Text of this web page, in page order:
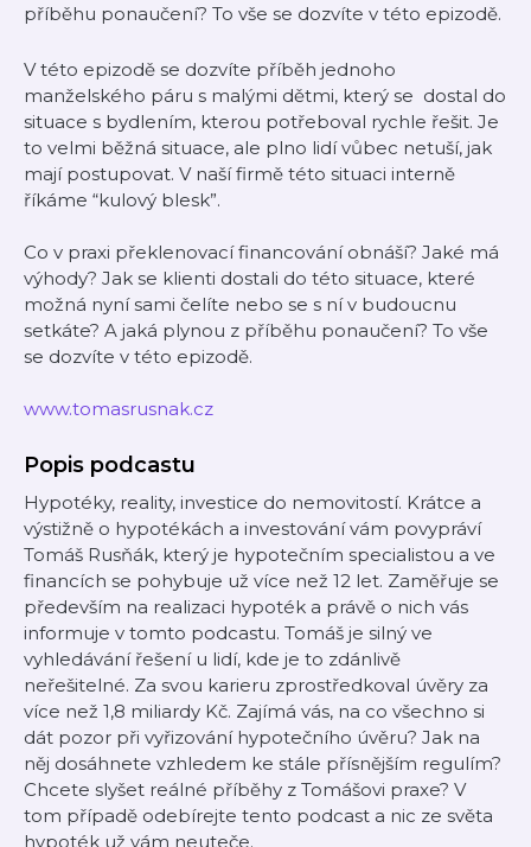
příběhu ponaučení? To vše se dozvíte v této epizodě.
V této epizodě se dozvíte příběh jednoho
manželského páru s malými dětmi, který se dostal do
situace s bydlením, kterou potřeboval rychle řešit. Je
to velmi běžná situace, ale plno lidí vůbec netuší, jak
mají postupovat. V naší firmě této situaci interně
říkáme “kulový blesk”.
Co v praxi překlenovací financování obnáší? Jaké má
výhody? Jak se klienti dostali do této situace, které
možná nyní sami čelíte nebo se s ní v budoucnu
setkáte? A jaká plynou z příběhu ponaučení? To vše
se dozvíte v této epizodě.
www.tomasrusnak.cz
Popis podcastu
Hypotéky, reality, investice do nemovitostí. Krátce a
výstižně o hypotékách a investování vám povypráví
Tomáš Rusňák, který je hypotečním specialistou a ve
financích se pohybuje už více než 12 let. Zaměřuje se
především na realizaci hypoték a právě o nich vás
informuje v tomto podcastu. Tomáš je silný ve
vyhledávání řešení u lidí, kde je to zdánlivě
neřešitelné. Za svou karieru zprostředkoval úvěry za
více než 1,8 miliardy Kč. Zajímá vás, na co všechno si
dát pozor při vyřizování hypotečního úvěru? Jak na
něj dosáhnete vzhledem ke stále přísnějším regulím?
Chcete slyšet reálné příběhy z Tomášovi praxe? V
tom případě odebírejte tento podcast a nic ze světa
hypoték už vám neuteče.